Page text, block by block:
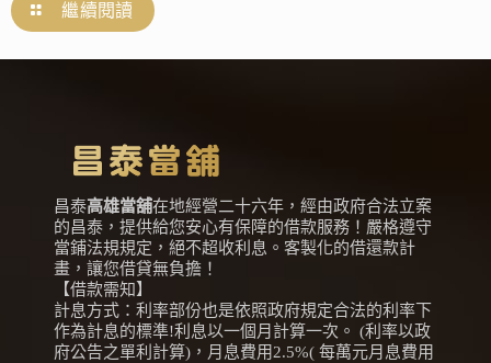
繼續閱讀
昌泰高雄當舖在地經營二十六年，經由政府合法立案
的昌泰，提供給您安心有保障的借款服務！嚴格遵守
當鋪法規規定，絕不超收利息。客製化的借還款計
畫，讓您借貸無負擔！
【借款需知】
計息方式：利率部份也是依照政府規定合法的利率下
作為計息的標準!利息以一個月計算一次。 (利率以政
府公告之單利計算)，月息費用2.5%( 每萬元月息費用